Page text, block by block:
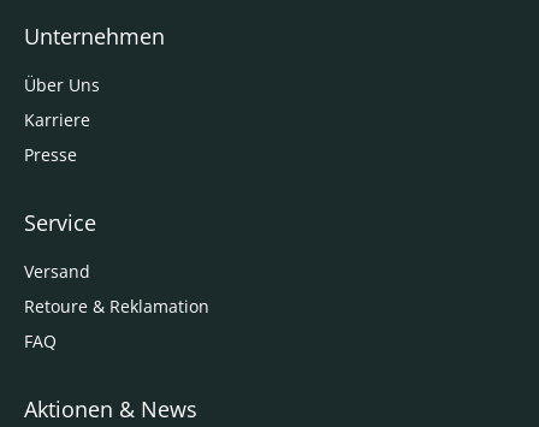
Unternehmen
Über Uns
Karriere
Presse
Service
Versand
Retoure & Reklamation
FAQ
Aktionen & News